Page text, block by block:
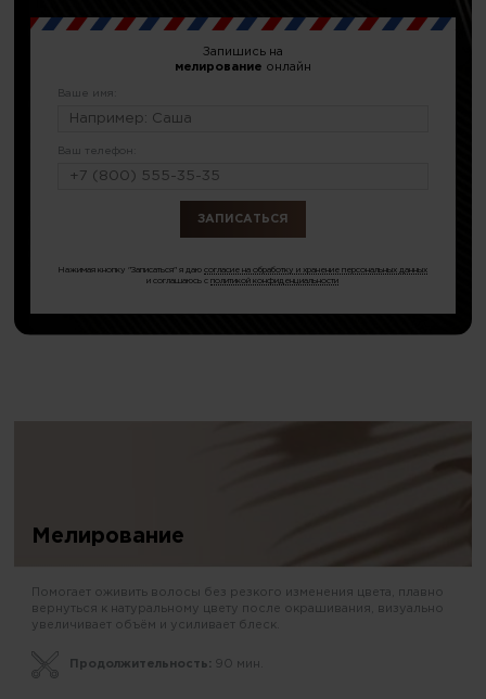
Запишись на
мелирование онлайн
Ваше имя:
Ваш телефон:
Нажимая кнопку "Записаться" я даюсогласие на обработку и хранение персональных данных
и соглашаюсь сполитикой конфиденциальности
Мелирование
Помогает оживить волосы без резкого изменения цвета, плавно
вернуться к натуральному цвету после окрашивания, визуально
увеличивает объём и усиливает блеск.
Продолжительность: 90 мин.